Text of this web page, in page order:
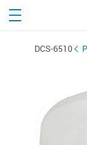
DCS-6510